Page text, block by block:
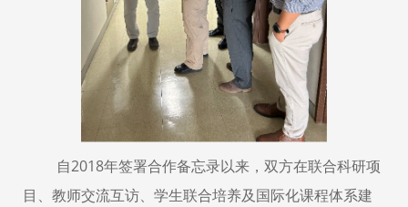
自2018年签署合作备忘录以来，双方在联合科研项
目、教师交流互访、学生联合培养及国际化课程体系建